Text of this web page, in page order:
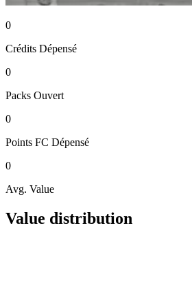
0
Crédits Dépensé
0
Packs Ouvert
0
Points FC Dépensé
0
Avg. Value
Value distribution